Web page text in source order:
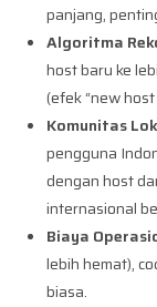
panjang,
Algoritma
host baru ke
(efek “new
Komunitas
pengguna
dengan host
internasional
Biaya
lebih hemat),
biasa.